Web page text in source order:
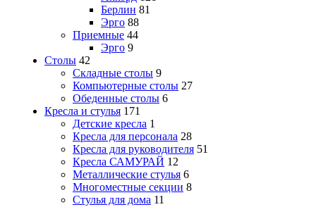
Берлин 81
Эрго 88
Приемные 44
Эрго 9
Столы 42
Складные столы 9
Компьютерные столы 27
Обеденные столы 6
Кресла и стулья 171
Детские кресла 1
Кресла для персонала 28
Кресла для руководителя 51
Кресла САМУРАЙ 12
Металлические стулья 6
Многоместные секции 8
Стулья для дома 11